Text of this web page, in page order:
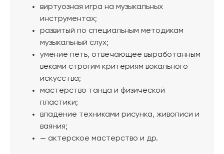
виртуозная игра на музыкальных
инструментах;
развитый по специальным методикам
музыкальный слух;
умение петь, отвечающее выработанным
веками строгим критериям вокального
искусства;
мастерство танца и физической
пластики;
владение техниками рисунка, живописи и
ваяния;
— актерское мастерство и др.